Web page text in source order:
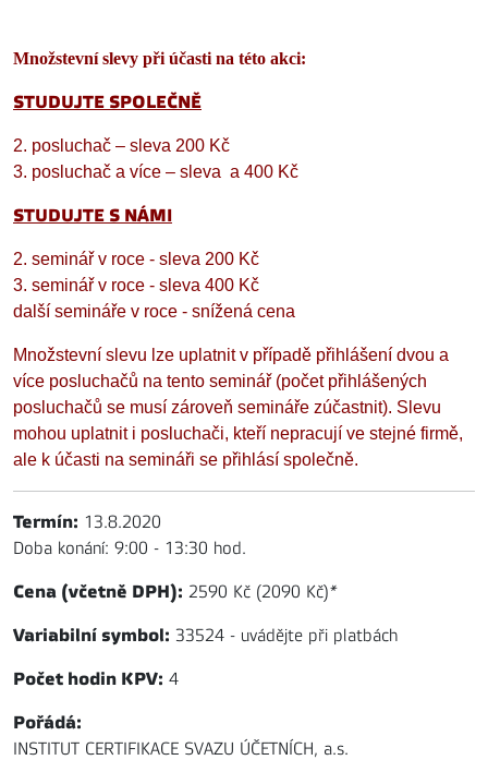
Množstevní slevy při účasti na této akci:
STUDUJTE SPOLEČNĚ
2. posluchač – sleva 200 Kč
3. posluchač a více – sleva a 400 Kč
STUDUJTE S NÁMI
2. seminář v roce - sleva 200 Kč
3. seminář v roce - sleva 400 Kč
další semináře v roce - snížená cena
Množstevní slevu lze uplatnit v případě přihlášení dvou a
více posluchačů na tento seminář (počet přihlášených
posluchačů se musí zároveň semináře zúčastnit). Slevu
mohou uplatnit i posluchači, kteří nepracují ve stejné firmě,
ale k účasti na semináři se přihlásí společně.
Termín: 13.8.2020
Doba konání: 9:00 - 13:30 hod.
Cena (včetně DPH): 2590 Kč (2090 Kč)*
Variabilní symbol: 33524 - uvádějte při platbách
Počet hodin KPV: 4
Pořádá:
INSTITUT CERTIFIKACE SVAZU ÚČETNÍCH, a.s.